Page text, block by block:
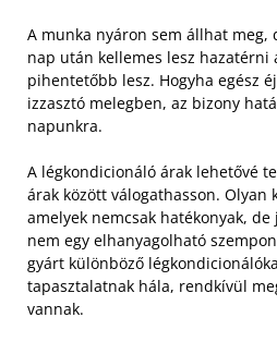
A munka nyáron sem állhat meg,
nap után kellemes lesz hazatérni
pihentetőbb lesz. Hogyha egész
izzasztó melegben, az bizony
napunkra.
A légkondicionáló árak lehetővé
árak között válogathasson. Olyan
amelyek nemcsak hatékonyak,
nem egy elhanyagolható
gyárt különböző
tapasztalatnak hála, rendkívül
vannak.